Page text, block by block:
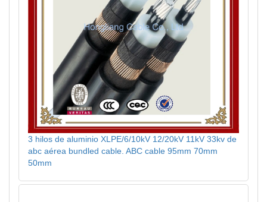
3 hilos de aluminio XLPE/6/10kV 12/20kV 11kV 33kv de
abc aérea bundled cable. ABC cable 95mm 70mm
50mm